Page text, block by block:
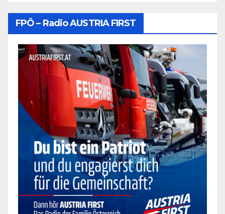
FPÖ – Radio AUSTRIA FIRST